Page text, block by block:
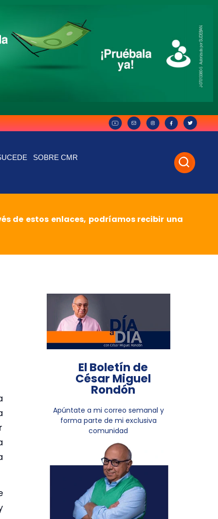
SOBRE CMR
de estos enlaces, podríamos recibir una
El Boletín de
César Miguel
Rondón
Apúntate a mi correo semanal y
forma parte de mi exclusiva
comunidad